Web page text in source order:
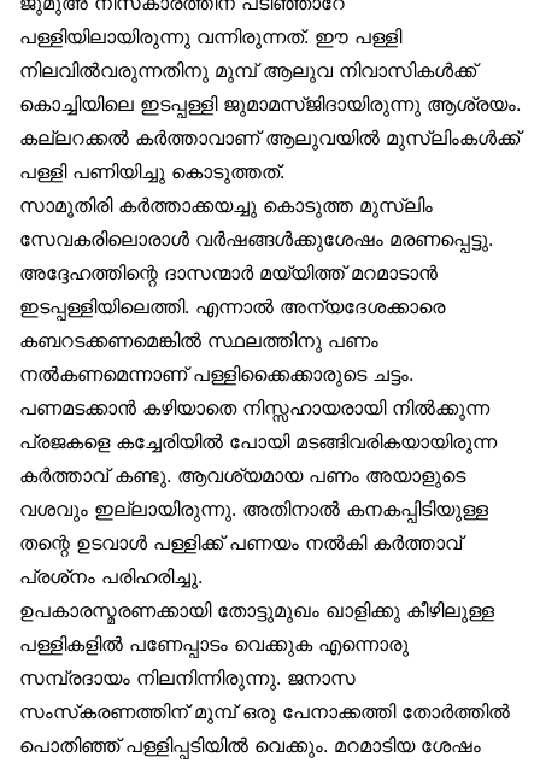
പള്ളിയിലായിരുന്നു വന്നിരുന്നത്. ഈ പള്ളി
നിലവിൽവരുന്നതിനു മുമ്പ് ആലുവ നിവാസികൾക്ക്
കൊച്ചിയിലെ ഇടപ്പള്ളി ജുമാമസ്ജിദായിരുന്നു ആശ്രയം.
കല്ലറക്കൽ കർത്താവാണ് ആലുവയിൽ മുസ്‌ലിംകൾക്ക്
പള്ളി പണിയിച്ചു കൊടുത്തത്.
സാമൂതിരി കർത്താക്കയച്ചു കൊടുത്ത മുസ്‌ലിം
സേവകരിലൊരാൾ വർഷങ്ങൾക്കുശേഷം മരണപ്പെട്ടു.
അദ്ദേഹത്തിന്റെ ദാസന്മാർ മയ്യിത്ത് മറമാടാൻ
ഇടപ്പള്ളിയിലെത്തി. എന്നാൽ അന്യദേശക്കാരെ
കബറടക്കണമെങ്കിൽ സ്ഥലത്തിനു പണം
നൽകണമെന്നാണ് പള്ളിക്കൈക്കാരുടെ ചട്ടം.
പണമടക്കാൻ കഴിയാതെ നിസ്സഹായരായി നിൽക്കുന്ന
പ്രജകളെ കച്ചേരിയിൽ പോയി മടങ്ങിവരികയായിരുന്ന
കർത്താവ് കണ്ടു. ആവശ്യമായ പണം അയാളുടെ
വശവും ഇല്ലായിരുന്നു. അതിനാൽ കനകപ്പിടിയുള്ള
തന്റെ ഉടവാൾ പള്ളിക്ക് പണയം നൽകി കർത്താവ്
പ്രശ്‌നം പരിഹരിച്ചു.
ഉപകാരസ്മരണക്കായി തോട്ടുമുഖം ഖാളിക്കു കീഴിലുള്ള
പള്ളികളിൽ പണേപ്പാടം വെക്കുക എന്നൊരു
സമ്പ്രദായം നിലനിന്നിരുന്നു. ജനാസ
സംസ്‌കരണത്തിന് മുമ്പ് ഒരു പേനാക്കത്തി തോർത്തിൽ
പൊതിഞ്ഞ് പള്ളിപ്പടിയിൽ വെക്കും. മറമാടിയ ശേഷം